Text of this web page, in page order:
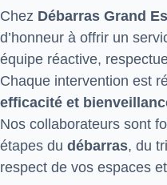
Chez Débarras Grand
d’honneur à offrir un
équipe réactive,
Chaque intervention est
efficacité et
Nos collaborateurs sont
étapes du débarras, du
respect de vos espaces